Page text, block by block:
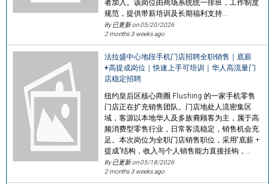
者加入。该岗位由商场系统统一排班，工作制度
规范，提供带薪培训及长期福利支持…
By 已更新 on05/20/2026
2 months 3 weeks ago
法拉盛中心地段手机门店招聘全职销售｜底薪
+高提成岗位｜快速上手可培训｜华人高流量门
店稳定招聘
纽约皇后区核心商圈 Flushing 的一家手机零售
门店正在扩充销售团队。门店地处人流密集区
域，客源以本地华人及多族裔顾客为主，属于高
频消费型零售行业，日常客流稳定，销售机会充
足。本次岗位为全职门店销售职位，采用“底薪 +
提成”结构，收入与个人销售能力直接挂钩，…
By 已更新 on05/18/2026
2 months 3 weeks ago